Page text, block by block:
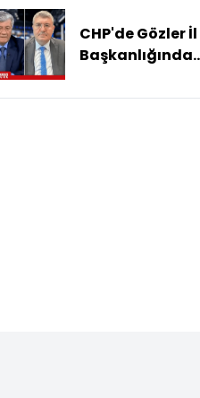
CHP'de Gözler İl
Başkanlığında!
Gürsel Tekin'e